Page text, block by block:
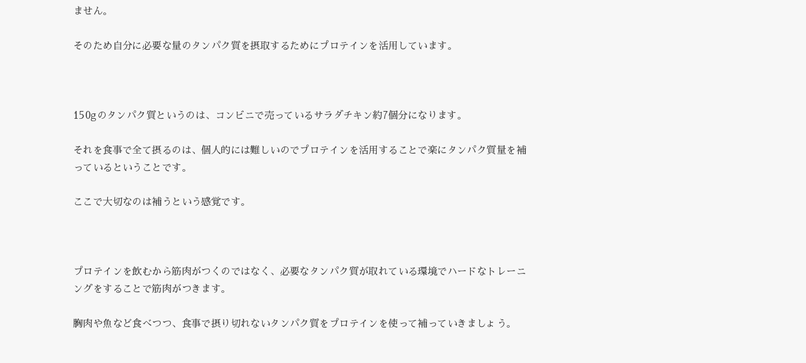
ません。
そのため自分に必要な量のタンパク質を摂取するためにプロテインを活用しています。
150gのタンパク質というのは、コンビニで売っているサラダチキン約7個分になります。
それを食事で全て摂るのは、個人的には難しいのでプロテインを活用することで楽にタンパク質量を補
っているということです。
ここで大切なのは補うという感覚です。
プロテインを飲むから筋肉がつくのではなく、必要なタンパク質が取れている環境でハードなトレーニ
ングをすることで筋肉がつきます。
胸肉や魚など食べつつ、食事で摂り切れないタンパク質をプロテインを使って補っていきましょう。